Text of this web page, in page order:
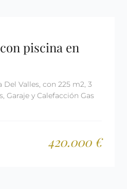
piscina en
Valles, con 225 m2, 3
Garaje y Calefacción Gas
420.000 €